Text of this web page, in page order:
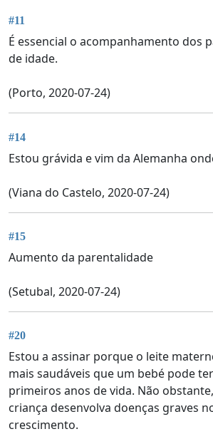
#11
É essencial o acompanhamento dos
de idade.
(Porto, 2020-07-24)
#14
Estou grávida e vim da Alemanha
(Viana do Castelo, 2020-07-24)
#15
Aumento da parentalidade
(Setubal, 2020-07-24)
#20
Estou a assinar porque o leite
mais saudáveis que um bebé pode
primeiros anos de vida. Não
criança desenvolva doenças graves
crescimento.